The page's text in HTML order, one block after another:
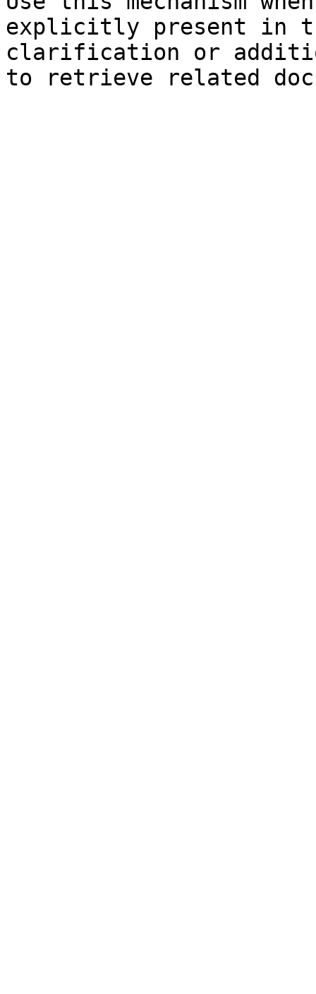
explicitly present in
clarification or